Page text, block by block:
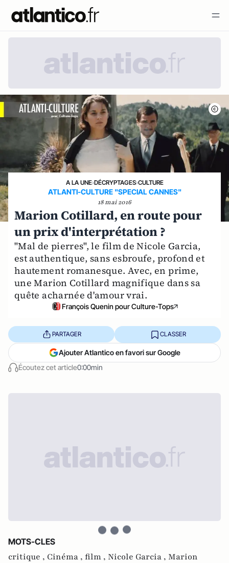
A LA UNE›DÉCRYPTAGES›CULTURE
ATLANTI-CULTURE "SPECIAL CANNES"
18 mai 2016
Marion Cotillard, en route pour
un prix d'interprétation ?
"Mal de pierres", le film de Nicole Garcia,
est authentique, sans esbroufe, profond et
hautement romanesque. Avec, en prime,
une Marion Cotillard magnifique dans sa
quête acharnée d'amour vrai.
François Quenin pour Culture-Tops
Écoutez cet article0:00min
PARTAGER CLASSER
Ajouter Atlantico en favori sur Google
MOTS-CLES
critique , Cinéma , film , Nicole Garcia , Marion